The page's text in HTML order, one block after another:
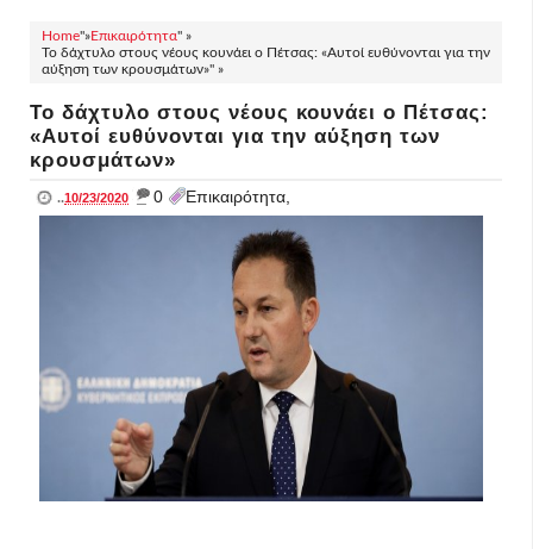
Home"»Επικαιρότητα" »
Το δάχτυλο στους νέους κουνάει ο Πέτσας: «Αυτοί ευθύνονται για την
αύξηση των κρουσμάτων»" »
Το δάχτυλο στους νέους κουνάει ο Πέτσας:
«Αυτοί ευθύνονται για την αύξηση των
κρουσμάτων»
..10/23/2020 _ 0 Επικαιρότητα,